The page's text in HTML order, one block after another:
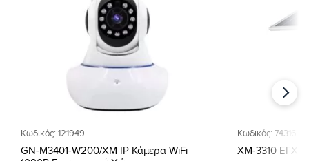
Κωδικός: 121949
GN-M3401-W200/XM IP Κάμερα WiFi
Κωδικός: 74316
XM-3310